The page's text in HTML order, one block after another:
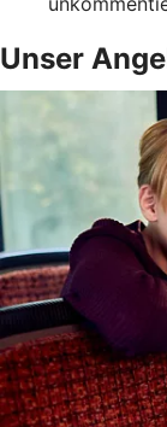
Unser